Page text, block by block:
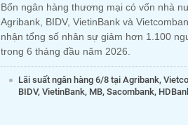
Bốn ngân hàng thương mại có vốn nhà
Agribank, BIDV, VietinBank và
nhận tổng số nhân sự giảm hơn 1.100
trong 6 tháng đầu năm 2026.
Lãi suất ngân hàng 6/8 tại Agribank,
BIDV, VietinBank, MB, Sacombank,